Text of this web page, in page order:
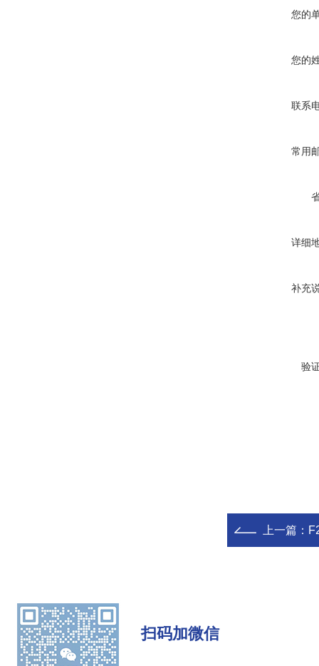
您的
您的
联系
常用
详细
补充
验
上一篇：
扫码加微信